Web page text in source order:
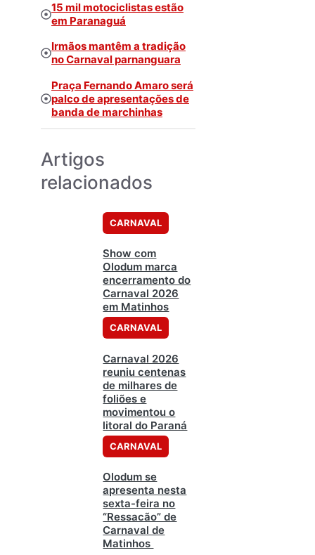
15 mil motociclistas estão
em Paranaguá
Irmãos mantêm a tradição
no Carnaval parnanguara
Praça Fernando Amaro será
palco de apresentações de
banda de marchinhas
Artigos
relacionados
CARNAVAL
Show com
Olodum marca
encerramento do
Carnaval 2026
em Matinhos
CARNAVAL
Carnaval 2026
reuniu centenas
de milhares de
foliões e
movimentou o
litoral do Paraná
CARNAVAL
Olodum se
apresenta nesta
sexta-feira no
“Ressacão” de
Carnaval de
Matinhos